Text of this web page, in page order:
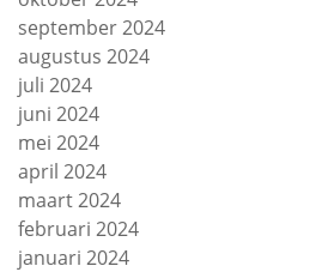
september 2024
augustus 2024
juli 2024
juni 2024
mei 2024
april 2024
maart 2024
februari 2024
januari 2024